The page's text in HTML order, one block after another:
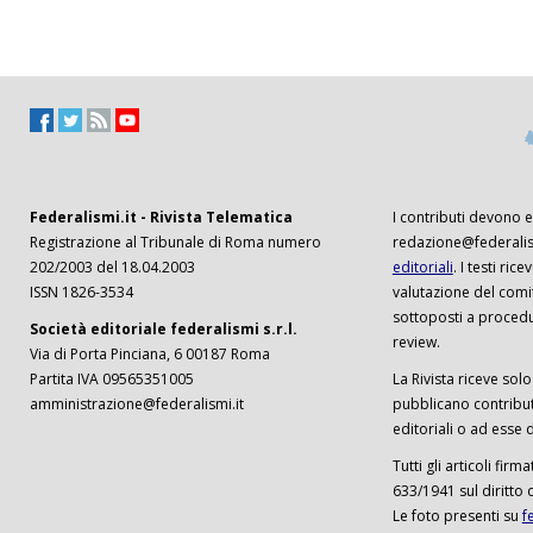
Federalismi.it - Rivista Telematica
Registrazione al Tribunale di Roma numero
202/2003 del 18.04.2003
ISSN 1826-3534
Società editoriale federalismi s.r.l.
Via di Porta Pinciana, 6 00187 Roma
Partita IVA 09565351005
amministrazione@federalismi.it
I contributi devono
editoriali. I testi
valutazione del
sottoposti a
review.
La Rivista riceve
pubblicano
editoriali o ad esse
Tutti gli articoli
633/1941 sul diritto
Le foto presenti su